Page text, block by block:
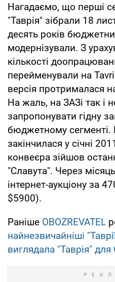
Нагадаємо, що перші
"Таврія" зібрали 18
десять років
модернізували. З
кількості
перейменували на
версія протрималася
На жаль, на ЗАЗі так і
запропонувати гідну
бюджетному сегменті.
закінчилася у січні
конвеєра зійшов
"Славута". Через
інтернет-аукціону за
$5900).
Раніше OBOZREVATEL
найнезвичайніші
виглядала "Таврія"